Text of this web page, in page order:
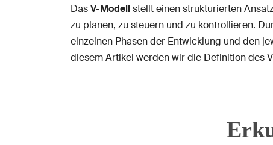
DasV-Modellstellt einen strukturierten
zu planen, zu steuern und zu kontrollieren.
einzelnen Phasen der Entwicklung und den
diesem Artikel werden wir die Definition des